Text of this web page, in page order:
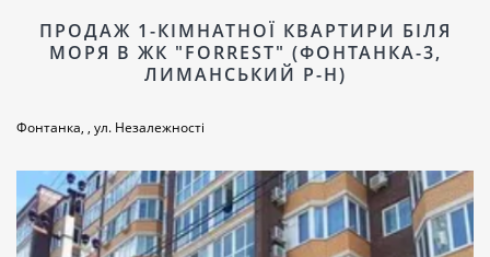
ПРОДАЖ 1-КІМНАТНОЇ КВАРТИРИ БІЛЯ
МОРЯ В ЖК "FORREST" (ФОНТАНКА-3,
ЛИМАНСЬКИЙ Р-Н)
Фонтанка, , ул. Незалежності